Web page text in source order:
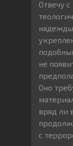
Отвечу
не
Оно
вряд ли
с